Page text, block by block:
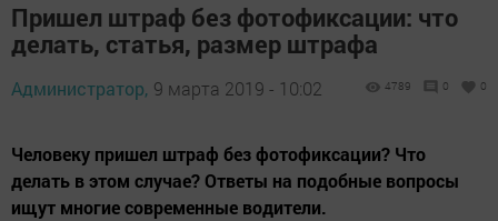
Пришел штраф без фотофиксации: что
делать, статья, размер штрафа
Администратор, 9 марта 2019 - 10:02 4789 0 0
Человеку пришел штраф без фотофиксации? Что
делать в этом случае? Ответы на подобные вопросы
ищут многие современные водители.